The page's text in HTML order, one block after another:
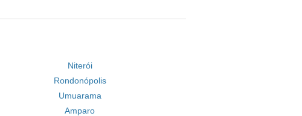
Niterói
Rondonópolis
Umuarama
Amparo